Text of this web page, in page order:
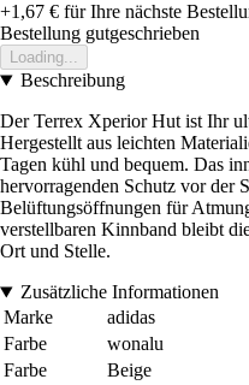
+1,67 € für Ihre nächste
Bestellung gutgeschrieben
Loading...
Beschreibung
Der Terrex Xperior Hut ist Ihr
Hergestellt aus leichten
Tagen kühl und bequem. Das
hervorragenden Schutz vor der
Belüftungsöffnungen für
verstellbaren Kinnband bleibt
Ort und Stelle.
Zusätzliche Informationen
Marke
adidas
Farbe
wonalu
Farbe
Beige